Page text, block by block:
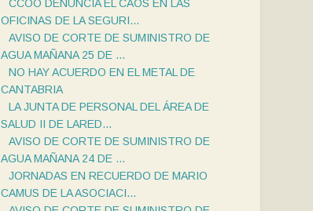
CCOO DENUNCIA EL CAOS EN LAS
OFICINAS DE LA SEGURI...
AVISO DE CORTE DE SUMINISTRO DE
AGUA MAÑANA 25 DE ...
NO HAY ACUERDO EN EL METAL DE
CANTABRIA
LA JUNTA DE PERSONAL DEL ÁREA DE
SALUD II DE LARED...
AVISO DE CORTE DE SUMINISTRO DE
AGUA MAÑANA 24 DE ...
JORNADAS EN RECUERDO DE MARIO
CAMUS DE LA ASOCIACI...